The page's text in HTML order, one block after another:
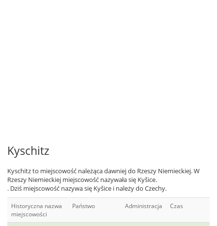
Kyschitz
Kyschitz to miejscowość należąca dawniej do Rzeszy Niemieckiej. W
Rzeszy Niemieckiej miejscowość nazywała się Kyšice.
. Dziś miejscowość nazywa się Kyšice i należy do Czechy.
Historyczna nazwa
miejscowości
Państwo Administracja Czas